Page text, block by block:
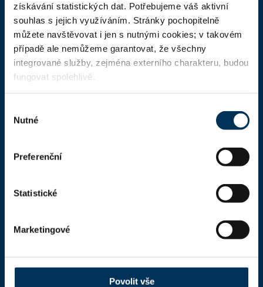
získávání statistických dat. Potřebujeme váš aktivní
souhlas s jejich využíváním. Stránky pochopitelně
můžete navštěvovat i jen s nutnými cookies; v takovém
případě ale nemůžeme garantovat, že všechny
integrované služby, zejména externího charakteru, budou
fungovat spolehlivě.
souhlasu
Nutné
Preferenční
Statistické
Marketingové
Povolit vše
Domů
Aktuality
Dokumenty a formuláře
Pro veřejnost
Advokátní deník
Portál ČAK
Česká advokátní komora
Kaňkův palác
110 00 Praha 1,mapa